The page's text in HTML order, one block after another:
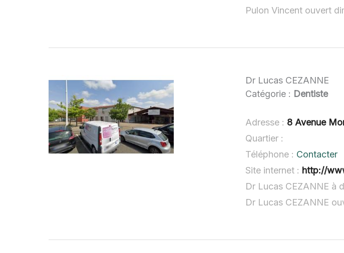
Pulon Vincent ouvert
Dr Lucas CEZANNE
Catégorie : Dentiste
Adresse : 8 Avenue
Quartier :
Téléphone : Contacter
Site internet : http://
Dr Lucas CEZANNE à
Dr Lucas CEZANNE